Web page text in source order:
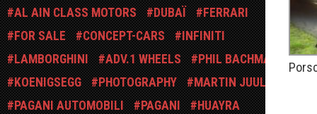
AL AIN CLASS MOTORS
DUBAÏ
FERRARI
FOR SALE
CONCEPT-CARS
INFINITI
LAMBORGHINI
ADV.1 WHEELS
PHIL BACHMAN
KOENIGSEGG
PHOTOGRAPHY
MARTIN JUUL
PAGANI AUTOMOBILI
PAGANI
HUAYRA